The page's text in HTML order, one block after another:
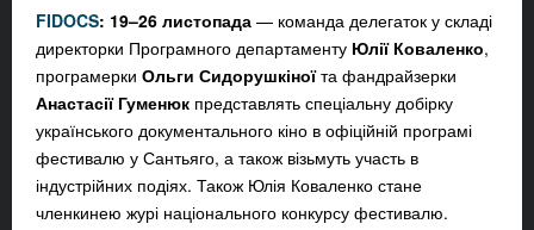
FIDOCS: 19–26 листопада — команда делегаток у складі
директорки Програмного департаменту Юлії Коваленко,
програмерки Ольги Сидорушкіноїта фандрайзерки
Анастасії Гуменюк представлять спеціальну добірку
українського документального кіно в офіційній програмі
фестивалю у Сантьяго, а також візьмуть участь в
індустрійних подіях. Також Юлія Коваленко стане
членкинею журі національного конкурсу фестивалю.